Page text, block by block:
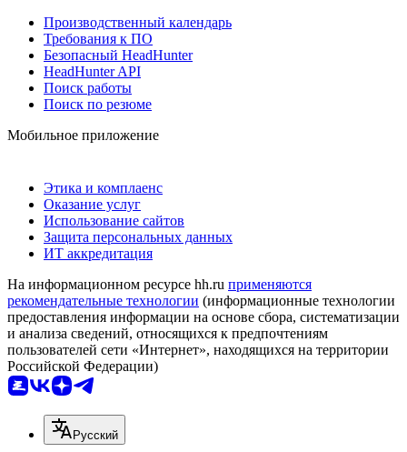
Производственный календарь
Требования к ПО
Безопасный HeadHunter
HeadHunter API
Поиск работы
Поиск по резюме
Мобильное приложение
Этика и комплаенс
Оказание услуг
Использование сайтов
Защита персональных данных
ИТ аккредитация
На информационном ресурсе hh.ru применяются
рекомендательные технологии (информационные технологии
предоставления информации на основе сбора, систематизации
и анализа сведений, относящихся к предпочтениям
пользователей сети «Интернет», находящихся на территории
Российской Федерации)
Русский